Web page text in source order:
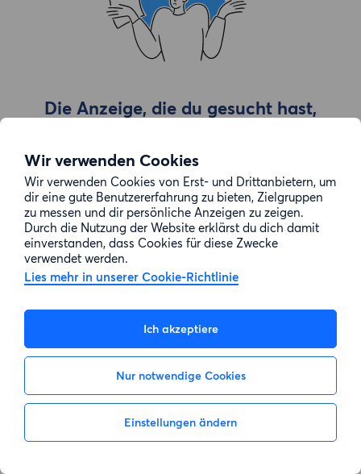
Wir verwenden Cookies
Wir verwenden Cookies von Erst- und Drittanbietern, um
dir eine gute Benutzererfahrung zu bieten, Zielgruppen
zu messen und dir persönliche Anzeigen zu zeigen.
Durch die Nutzung der Website erklärst du dich damit
einverstanden, dass Cookies für diese Zwecke
verwendet werden.
Lies mehr in unserer Cookie-Richtlinie
Ich akzeptiere
Nur notwendige Cookies
Einstellungen ändern
Die Anzeige, die du gesucht hast,
Zur Suche gehen